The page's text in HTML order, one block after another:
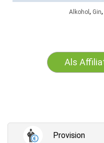
Alkohol , Gin,
Als
Provision